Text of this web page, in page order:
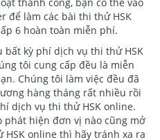
để làm các bài thi thử HSK
6 hoàn toàn miễn phí.
bất kỳ phí dịch vụ thi thử HSK
tôi cung cấp đều là miễn
Chúng tôi làm việc đều đã
hàng tháng rất nhiều rồi
dịch vụ thi thử HSK online.
phát hiện đơn vị nào cũng mở
online thì hãy tránh xa ra